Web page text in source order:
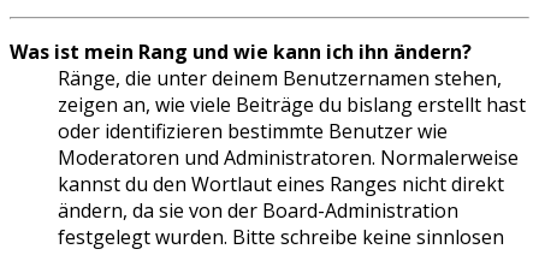
Was ist mein Rang und wie kann ich ihn ändern?
Ränge, die unter deinem Benutzernamen stehen,
zeigen an, wie viele Beiträge du bislang erstellt hast
oder identifizieren bestimmte Benutzer wie
Moderatoren und Administratoren. Normalerweise
kannst du den Wortlaut eines Ranges nicht direkt
ändern, da sie von der Board-Administration
festgelegt wurden. Bitte schreibe keine sinnlosen